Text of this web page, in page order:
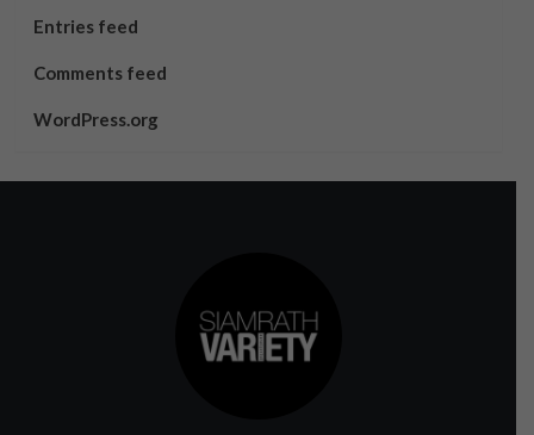
Entries feed
Comments feed
WordPress.org